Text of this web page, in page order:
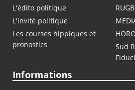
L'édito politique
L'invité politique
Les courses hippiques et
pronostics
Sud
Informations